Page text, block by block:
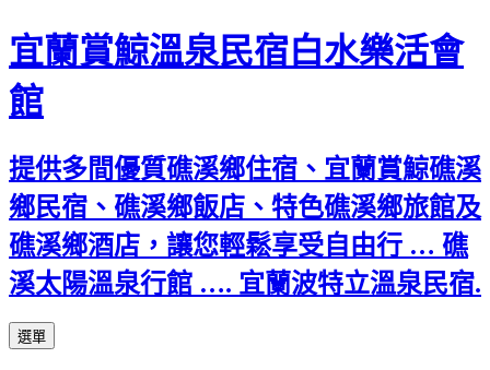
宜蘭賞鯨溫泉民宿白水樂活會
館
提供多間優質礁溪鄉住宿、宜蘭賞鯨礁溪
鄉民宿、礁溪鄉飯店、特色礁溪鄉旅館及
礁溪鄉酒店，讓您輕鬆享受自由行 … 礁
溪太陽溫泉行館 …. 宜蘭波特立溫泉民宿.
選單